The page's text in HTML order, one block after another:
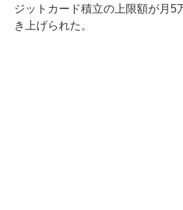
ジットカード積立の上限額が月5
き上げられた。